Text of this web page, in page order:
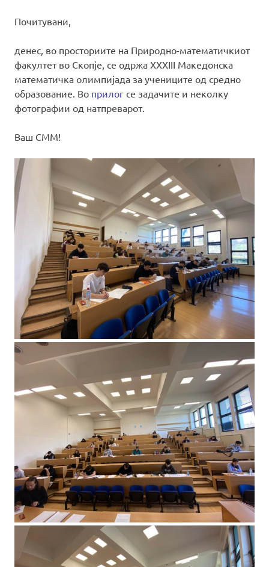
Почитувани,
денес, во просториите на Природно-математичкиот
факултет во Скопје, се одржа XXXIII Македонска
математичка олимпијада за учениците од средно
образование. Во прилог се задачите и неколку
фотографии од натпреварот.
Ваш СММ!